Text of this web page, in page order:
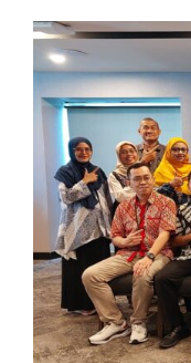
Kick